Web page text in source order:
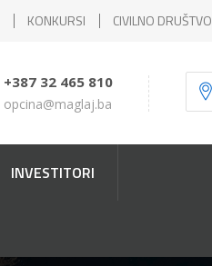
KONKURSI CIVILNO DRUŠTVO
+387 32 465 810
opcina@maglaj.ba
INVESTITORI